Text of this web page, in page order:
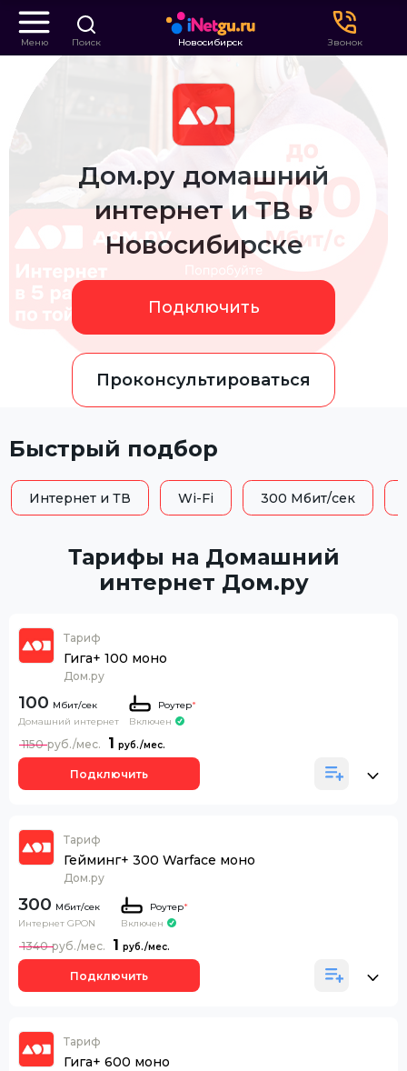
Меню Поиск Новосибирск Звонок
Дом.ру домашний
интернет и ТВ в
Новосибирске
Подключить
Проконсультироваться
Быстрый подбор
Интернет и ТВ Wi-Fi 300 Мбит/сек
Тарифы на Домашний
интернет Дом.ру
Тариф
Гига+ 100 моно
Дом.ру
100
Домашний интернет
Роутер*
Включен
1
1150
Подключить
Тариф
Гейминг+ 300 Warface моно
Дом.ру
300
Интернет GPON
Роутер*
Включен
1
1340
Подключить
Тариф
Гига+ 600 моно